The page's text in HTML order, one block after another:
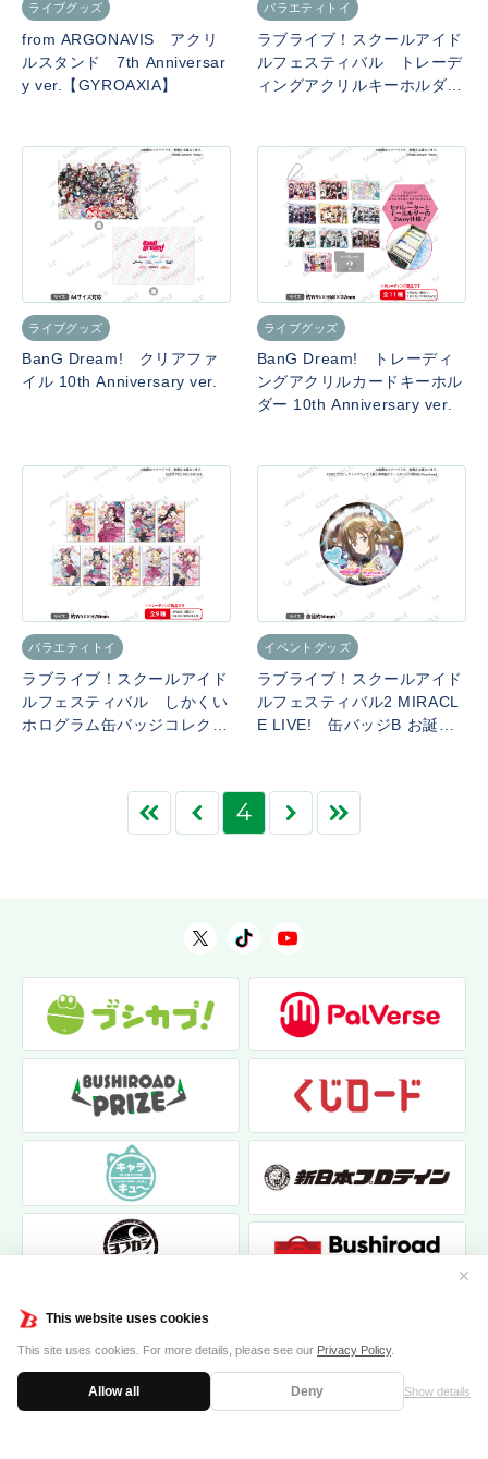
This website uses cookies
This site uses cookies. For more details, please see our Privacy Policy.
Allow all Deny Show details
✕
ライブグッズ
from ARGONAVIS アクリ
ルスタンド 7th Anniversar
y ver.【GYROAXIA】
バラエティトイ
ラブライブ！スクールアイド
ルフェスティバル トレーデ
ィングアクリルキーホルダー
ライブグッズ
BanG Dream! クリアファ
イル 10th Anniversary ver.
ライブグッズ
BanG Dream! トレーディ
ングアクリルカードキーホル
ダー 10th Anniversary ver.
バラエティトイ
ラブライブ！スクールアイド
ルフェスティバル しかくい
ホログラム缶バッジコレクシ
イベントグッズ
ラブライブ！スクールアイド
ルフェスティバル2 MIRACL
E LIVE! 缶バッジB お誕生
4